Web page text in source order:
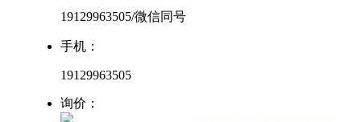
19129963505/微信同号
手机：
19129963505
询价：